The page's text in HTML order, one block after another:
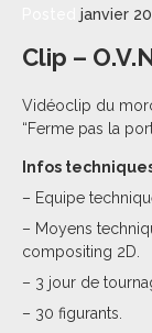
janvier
Clip –
Vidéoclip du
“Ferme pas la
Infos
– Equipe
– Moyens
compositing 2D.
– 3 jour de
– 30 figurants.